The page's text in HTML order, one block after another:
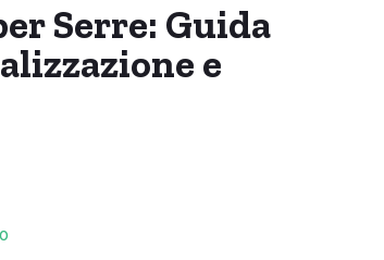
Serre: Guida
e